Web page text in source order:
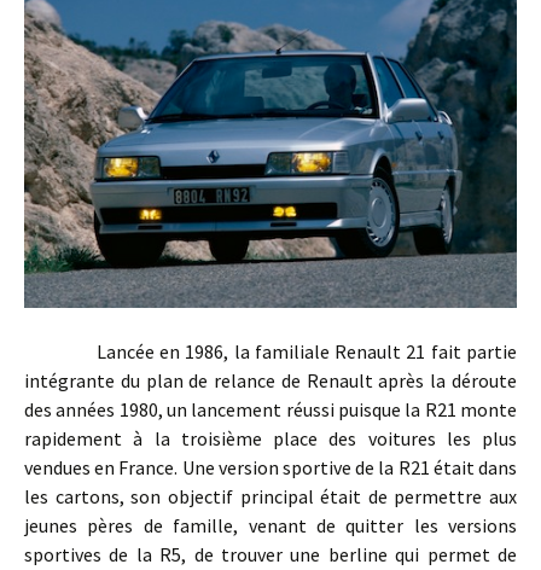
Lancée en 1986, la familiale Renault 21 fait partie
intégrante du plan de relance de Renault après la déroute
des années 1980, un lancement réussi puisque la R21 monte
rapidement à la troisième place des voitures les plus
vendues en France. Une version sportive de la R21 était dans
les cartons, son objectif principal était de permettre aux
jeunes pères de famille, venant de quitter les versions
sportives de la R5, de trouver une berline qui permet de